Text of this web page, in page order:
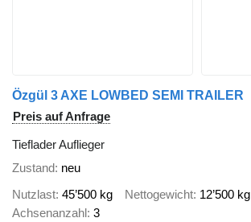
Özgül 3 AXE LOWBED SEMI TRAILER
Preis auf Anfrage
Tieflader Auflieger
Zustand neu
Nutzlast 45’500 kg Nettogewicht 12’500 kg
Achsenanzahl 3